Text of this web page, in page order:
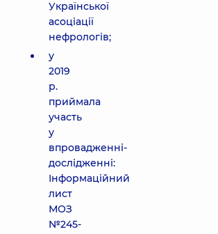
Української
асоціації
нефрологів;
у
2019
р.
приймала
участь
у
впровадженні-
дослідженні:
Інформаційний
лист
МОЗ
№245-